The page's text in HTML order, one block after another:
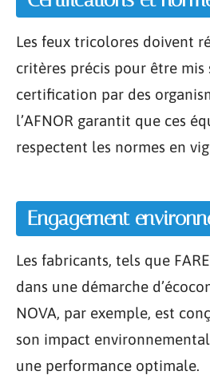
Les feux tricolores doivent
critères précis pour être mis
certification par des
l’AFNOR garantit que ces
respectent les normes en
Engagement
Les fabricants, tels que
dans une démarche
NOVA, par exemple, est
son impact
une performance optimale.